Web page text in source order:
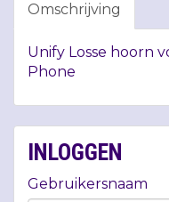
Omschrijving
Unify Losse hoorn
Phone
INLOGGEN
Gebruikersnaam